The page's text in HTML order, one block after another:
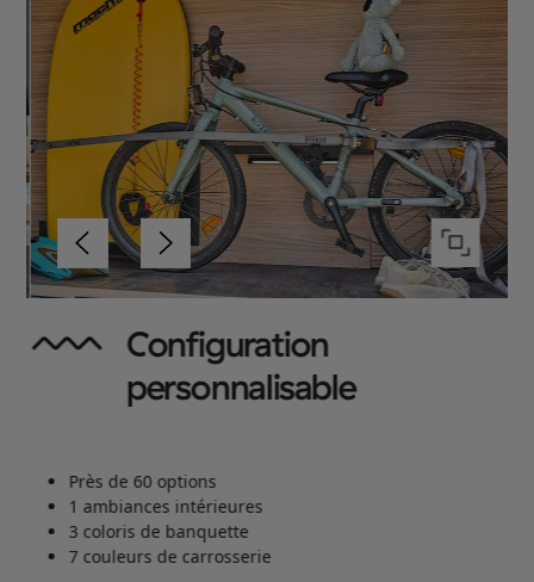
Configuration
personnalisable
Près de 60 options
1 ambiances intérieures
3 coloris de banquette
7 couleurs de carrosserie